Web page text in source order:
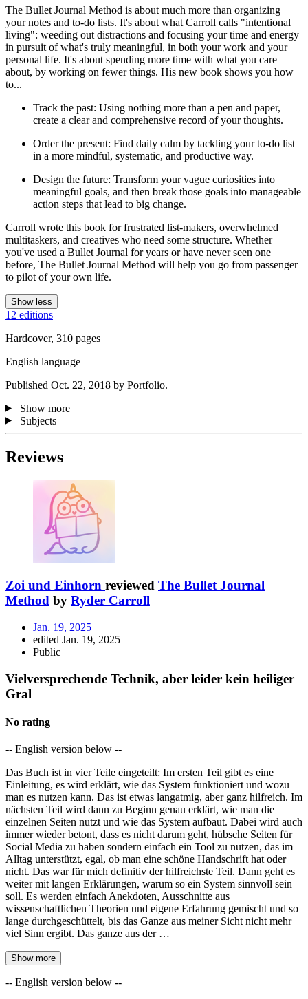
The Bullet Journal Method is about much more than organizing
your notes and to-do lists. It's about what Carroll calls "intentional
living": weeding out distractions and focusing your time and energy
in pursuit of what's truly meaningful, in both your work and your
personal life. It's about spending more time with what you care
about, by working on fewer things. His new book shows you how
to...
Track the past: Using nothing more than a pen and paper,
create a clear and comprehensive record of your thoughts.
Order the present: Find daily calm by tackling your to-do list
in a more mindful, systematic, and productive way.
Design the future: Transform your vague curiosities into
meaningful goals, and then break those goals into manageable
action steps that lead to big change.
Carroll wrote this book for frustrated list-makers, overwhelmed
multitaskers, and creatives who need some structure. Whether
you've used a Bullet Journal for years or have never seen one
before, The Bullet Journal Method will help you go from passenger
to pilot of your own life.
Show less
12 editions
Hardcover, 310 pages
English language
Published Oct. 22, 2018 by Portfolio.
Show more
Subjects
Reviews
Zoi und Einhorn reviewed The Bullet Journal
Method by Ryder Carroll
Jan. 19, 2025
edited Jan. 19, 2025
Public
Vielversprechende Technik, aber leider kein heiliger
Gral
No rating
-- English version below --
Das Buch ist in vier Teile eingeteilt: Im ersten Teil gibt es eine
Einleitung, es wird erklärt, wie das System funktioniert und wozu
man es nutzen kann. Das ist etwas langatmig, aber ganz hilfreich. Im
nächsten Teil wird dann zu Beginn genau erklärt, wie man die
einzelnen Seiten nutzt und wie das System aufbaut. Dabei wird auch
immer wieder betont, dass es nicht darum geht, hübsche Seiten für
Social Media zu haben sondern einfach ein Tool zu nutzen, das im
Alltag unterstützt, egal, ob man eine schöne Handschrift hat oder
nicht. Das war für mich definitiv der hilfreichste Teil. Dann geht es
weiter mit langen Erklärungen, warum so ein System sinnvoll sein
soll. Es werden einfach Anekdoten, Ausschnitte aus
wissenschaftlichen Theorien und eigene Erfahrung gemischt und so
lange durchgeschüttelt, bis das Ganze aus meiner Sicht nicht mehr
viel Sinn ergibt. Das ganze aus der …
Show more
-- English version below --